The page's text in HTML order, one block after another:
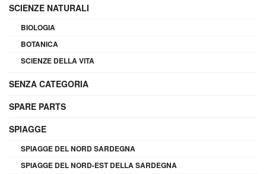
SCIENZE NATURALI
BIOLOGIA
BOTANICA
SCIENZE DELLA VITA
SENZA CATEGORIA
SPARE PARTS
SPIAGGE
SPIAGGE DEL NORD SARDEGNA
SPIAGGE DEL NORD-EST DELLA SARDEGNA